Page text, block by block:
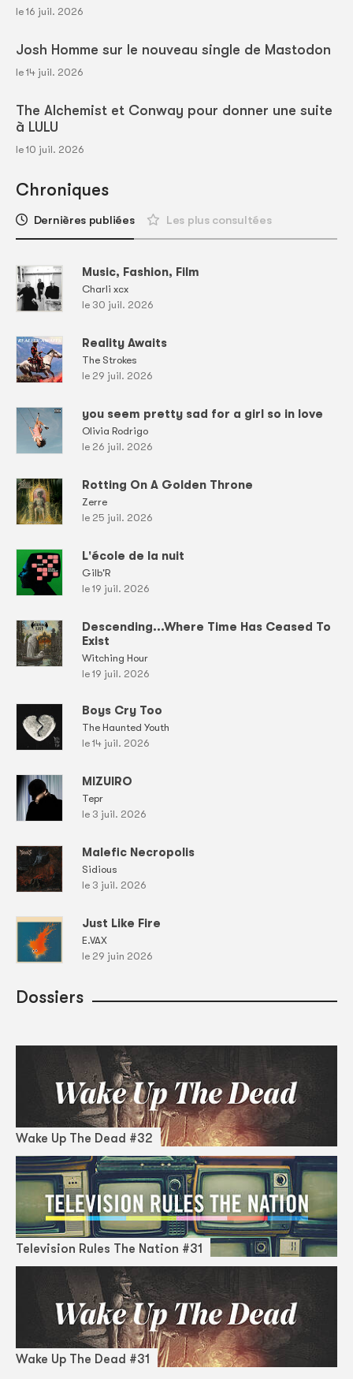
le 16 juil. 2026
Josh Homme sur le nouveau single de Mastodon
le 14 juil. 2026
The Alchemist et Conway pour donner une suite
à LULU
le 10 juil. 2026
Chroniques
Dernières publiées Les plus consultées
Music, Fashion, Film
Charli xcx
le 30 juil. 2026
Reality Awaits
The Strokes
le 29 juil. 2026
you seem pretty sad for a girl so in love
Olivia Rodrigo
le 26 juil. 2026
Rotting On A Golden Throne
Zerre
le 25 juil. 2026
L'école de la nuit
Gilb'R
le 19 juil. 2026
Descending...Where Time Has Ceased To
Exist
Witching Hour
le 19 juil. 2026
Boys Cry Too
The Haunted Youth
le 14 juil. 2026
MIZUIRO
Tepr
le 3 juil. 2026
Malefic Necropolis
Sidious
le 3 juil. 2026
Just Like Fire
E.VAX
le 29 juin 2026
Dossiers
Wake Up The Dead #32
Television Rules The Nation #31
Wake Up The Dead #31